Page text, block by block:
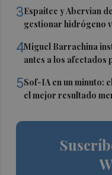
3Espaitec y Abervian
gestionar hidrógeno
4Miguel Barrachina
antes a los afectados
5Sof-IA en un minuto:
el mejor resultado